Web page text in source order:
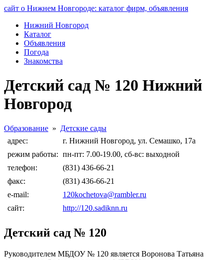
сайт о Нижнем Новгороде: каталог фирм, объявления
Нижний Новгород
Каталог
Объявления
Погода
Знакомства
Детский сад № 120 Нижний
Новгород
Образование » Детские сады
адрес:
г. Нижний Новгород, ул. Семашко, 17а
режим работы: пн-пт: 7.00-19.00, сб-вс: выходной
телефон:
(831) 436-66-21
факс:
(831) 436-66-21
e-mail:
120kochetova@rambler.ru
сайт:
http://120.sadiknn.ru
Детский сад № 120
Руководителем МБДОУ № 120 является Воронова Татьяна